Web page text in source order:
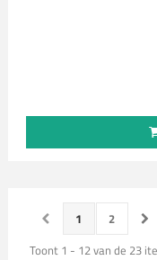
1
2
Toont 1 - 12 van de 23